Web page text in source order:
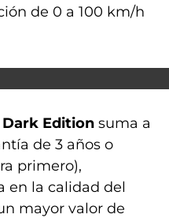
de 0 a 100 km/h
Edition suma a
de 3 años o
primero),
en la calidad del
mayor valor de